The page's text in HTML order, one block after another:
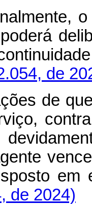
de
de
de 2024)